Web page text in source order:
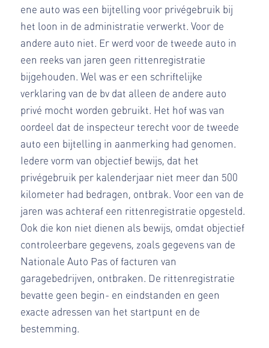
ene auto was een bijtelling voor privégebruik bij
het loon in de administratie verwerkt. Voor de
andere auto niet. Er werd voor de tweede auto in
een reeks van jaren geen rittenregistratie
bijgehouden. Wel was er een schriftelijke
verklaring van de bv dat alleen de andere auto
privé mocht worden gebruikt. Het hof was van
oordeel dat de inspecteur terecht voor de tweede
auto een bijtelling in aanmerking had genomen.
Iedere vorm van objectief bewijs, dat het
privégebruik per kalenderjaar niet meer dan 500
kilometer had bedragen, ontbrak. Voor een van de
jaren was achteraf een rittenregistratie opgesteld.
Ook die kon niet dienen als bewijs, omdat objectief
controleerbare gegevens, zoals gegevens van de
Nationale Auto Pas of facturen van
garagebedrijven, ontbraken. De rittenregistratie
bevatte geen begin- en eindstanden en geen
exacte adressen van het startpunt en de
bestemming.